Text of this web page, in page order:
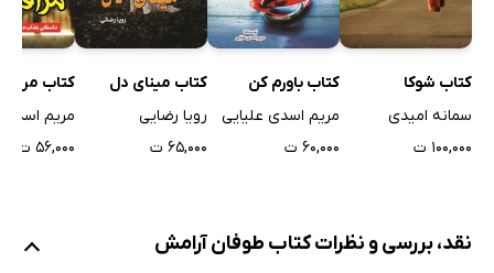
برگشت به مسیر اصلی
یک مثال جالب
اتمام دانشگاه و ادامه مسیر
فصل نهم: هنوز تمام نشده است...
موفقیت یک جاده بی‌انتهاست
کتاب شوکا
سمانه امیدی
۱۰۰,۰۰۰ ت
کتاب باورم کن
مریم اسدی علیایی
۶۰,۰۰۰ ت
کتاب مینای دل
رویا رضایی
۶۵,۰۰۰ ت
کتاب
مریم اسدی
۵۶,۰۰۰ ت
نقد، بررسی و نظرات کتاب طوفان آرامش